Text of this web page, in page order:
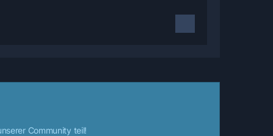
Community teil!